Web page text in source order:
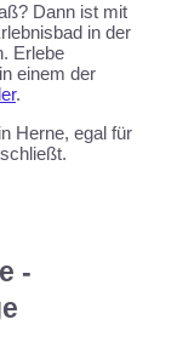
Dann ist mit
in der
Erlebe
einem der
.
Herne, egal für
-